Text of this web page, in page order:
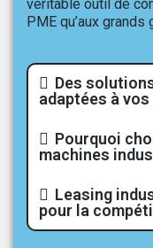
véritable outil de
PME qu’aux grands
Des
adaptées à
Pourquoi
machines
Leasing
pour la